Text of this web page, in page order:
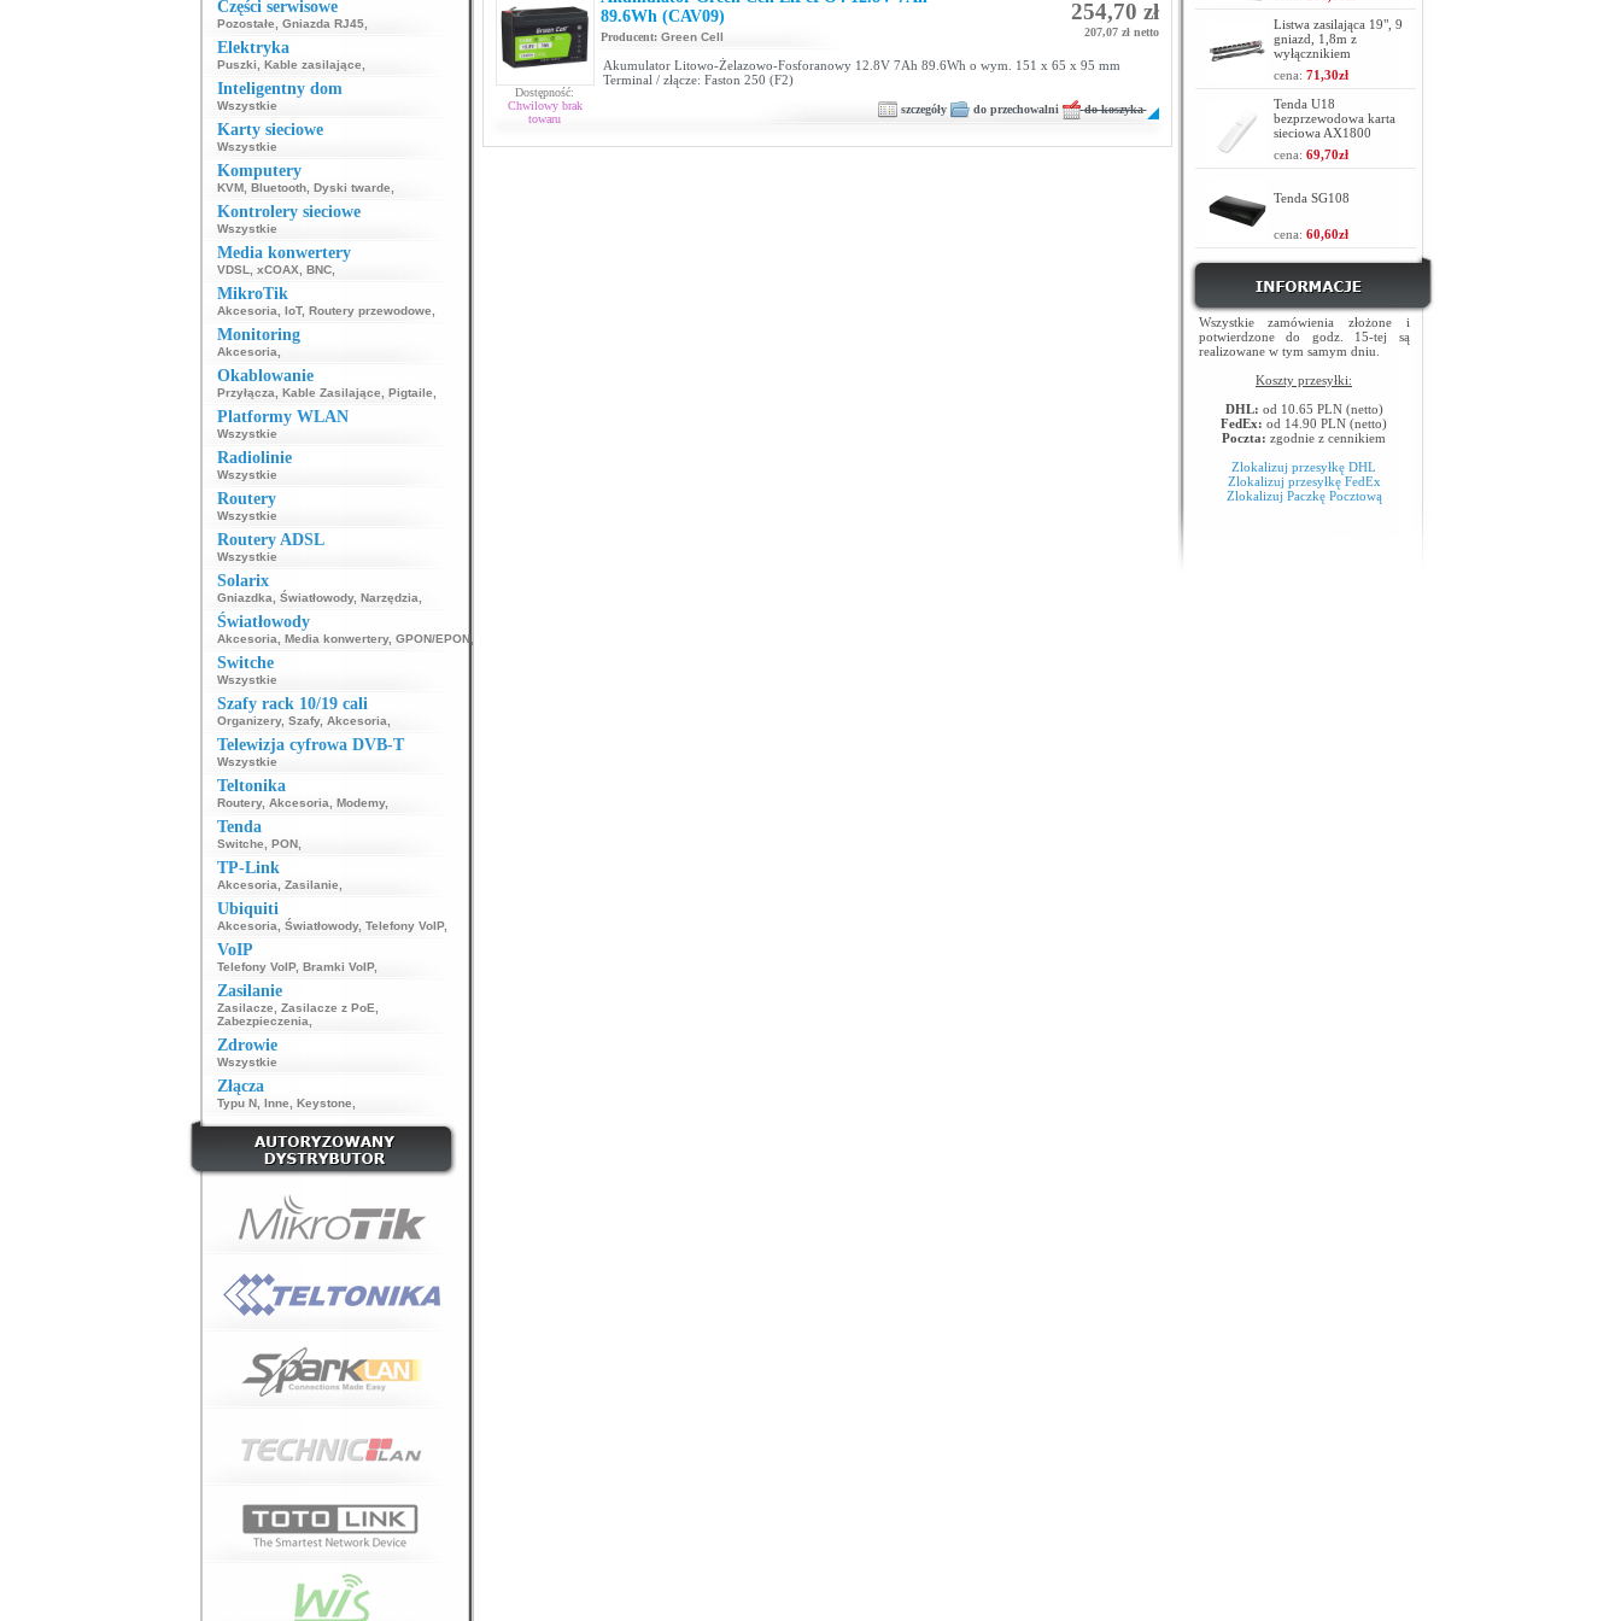
Części serwisowe
Pozostałe Gniazda RJ45,
Elektryka
Puszki Kable zasilające
Inteligentny dom
Wszystkie
Karty sieciowe
Wszystkie
Komputery
KVM, Bluetooth, Dyski twarde
Kontrolery sieciowe
Wszystkie
Media konwertery
VDSL xCOAX BNC,
MikroTik
Akcesoria IoT, Routery przewodowe
Monitoring
Akcesoria
Okablowanie
Przyłącza Kable Zasilające Pigtaile
Platformy WLAN
Wszystkie
Radiolinie
Wszystkie
Routery
Wszystkie
Routery ADSL
Wszystkie
Solarix
Gniazdka Światłowody, Narzędzia
Światłowody
Akcesoria Media konwertery, GPON/EPON,
Switche
Wszystkie
Szafy rack 10/19 cali
Organizery, Szafy, Akcesoria
Telewizja cyfrowa DVB-T
Wszystkie
Teltonika
Routery, Akcesoria Modemy,
Tenda
Switche PON,
TP-Link
Akcesoria Zasilanie
Ubiquiti
Akcesoria Światłowody, Telefony VoIP,
VoIP
Telefony VoIP, Bramki VoIP,
Zasilanie
Zasilacze Zasilacze z PoE
Zabezpieczenia
Zdrowie
Wszystkie
Złącza
Typu N, Inne Keystone
Dostępność:
Chwilowy brak
towaru
89.6Wh (CAV09)
Producent: Green Cell
254,70 zł
207,07 zł netto
Akumulator Litowo-Żelazowo-Fosforanowy 12.8V 7Ah 89.6Wh o wym. 151 x 65 x 95 mm
Terminal / złącze: Faston 250 (F2)
szczegóły do przechowalni do koszyka
Listwa zasilająca 19", 9
gniazd, 1,8m z
wyłącznikiem
cena: 71,30zł
Tenda U18
bezprzewodowa karta
sieciowa AX1800
cena: 69,70zł
Tenda SG108
cena: 60,60zł
Wszystkie zamówienia złożone i
potwierdzone do godz. 15-tej są
realizowane w tym samym dniu.
Koszty przesyłki:
DHL: od 10.65 PLN (netto)
FedEx: od 14.90 PLN (netto)
Poczta: zgodnie z cennikiem
Zlokalizuj przesyłkę DHL
Zlokalizuj przesyłkę FedEx
Zlokalizuj Paczkę Pocztową